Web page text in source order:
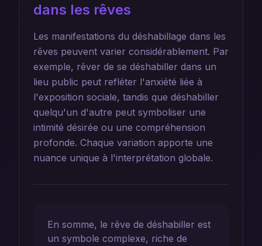
dans les rêves
Les manifestations du déshabillage dans les
rêves peuvent varier considérablement. Par
exemple, rêver de se déshabiller dans un
lieu public peut refléter l'anxiété liée à
l'exposition sociale, tandis que déshabiller
quelqu'un d'autre peut symboliser une
intimité désirée ou une compréhension
profonde. Chaque variation apporte une
nuance unique à l'interprétation globale.
En somme, le rêve de déshabiller est
un symbole complexe, riche de